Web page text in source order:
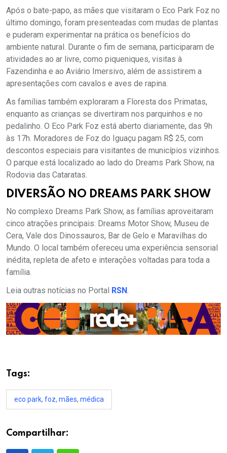
Após o bate-papo, as mães que visitaram o Eco Park Foz no
último domingo, foram presenteadas com mudas de plantas
e puderam experimentar na prática os benefícios do
ambiente natural. Durante o fim de semana, participaram de
atividades ao ar livre, como piqueniques, visitas à
Fazendinha e ao Aviário Imersivo, além de assistirem a
apresentações com cavalos e aves de rapina.
As famílias também exploraram a Floresta dos Primatas,
enquanto as crianças se divertiram nos parquinhos e no
pedalinho. O Eco Park Foz está aberto diariamente, das 9h
às 17h. Moradores de Foz do Iguaçu pagam R$ 25, com
descontos especiais para visitantes de municípios vizinhos.
O parque está localizado ao lado do Dreams Park Show, na
Rodovia das Cataratas.
DIVERSÃO NO DREAMS PARK SHOW
No complexo Dreams Park Show, as famílias aproveitaram
cinco atrações principais: Dreams Motor Show, Museu de
Cera, Vale dos Dinossauros, Bar de Gelo e Maravilhas do
Mundo. O local também ofereceu uma experiência sensorial
inédita, repleta de afeto e interações voltadas para toda a
família.
Leia outras notícias no Portal RSN.
Tags:
eco park, foz, mães, médica
Compartilhar: